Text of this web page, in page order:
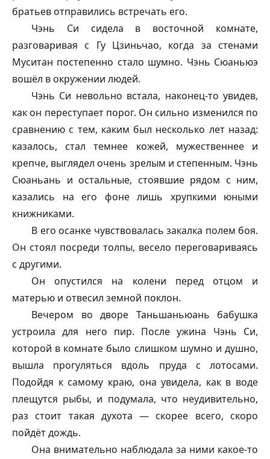
братьев отправились встречать его.
Чэнь Си сидела в восточной комнате,
разговаривая с Гу Цзиньчао, когда за стенами
Муситан постепенно стало шумно. Чэнь Сюаньюэ
вошёл в окружении людей.
Чэнь Си невольно встала, наконец-то увидев,
как он переступает порог. Он сильно изменился по
сравнению с тем, каким был несколько лет назад:
казалось, стал темнее кожей, мужественнее и
крепче, выглядел очень зрелым и степенным. Чэнь
Сюаньань и остальные, стоявшие рядом с ним,
казались на его фоне лишь хрупкими юными
книжниками.
В его осанке чувствовалась закалка полем боя.
Он стоял посреди толпы, весело переговариваясь
с другими.
Он опустился на колени перед отцом и
матерью и отвесил земной поклон.
Вечером во дворе Таньшаньюань бабушка
устроила для него пир. После ужина Чэнь Си,
которой в комнате было слишком шумно и душно,
вышла прогуляться вдоль пруда с лотосами.
Подойдя к самому краю, она увидела, как в воде
плещутся рыбы, и подумала, что неудивительно,
раз стоит такая духота — скорее всего, скоро
пойдёт дождь.
Она внимательно наблюдала за ними какое-то